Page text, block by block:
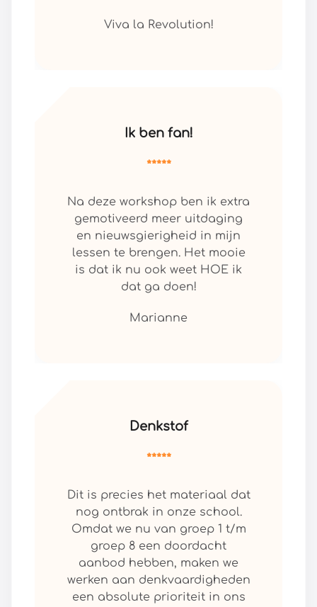
Viva la Revolution!
Ik ben fan!
*****
Na deze workshop ben ik extra
gemotiveerd meer uitdaging
en nieuwsgierigheid in mijn
lessen te brengen. Het mooie
is dat ik nu ook weet HOE ik
dat ga doen!
Marianne
Denkstof
*****
Dit is precies het materiaal dat
nog ontbrak in onze school.
Omdat we nu van groep 1 t/m
groep 8 een doordacht
aanbod hebben, maken we
werken aan denkvaardigheden
een absolute prioriteit in ons